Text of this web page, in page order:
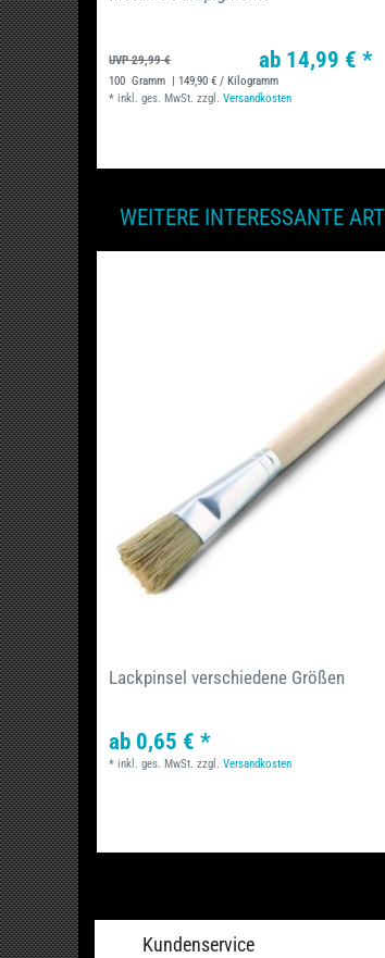
UVP 29,99 € ab 14,99 € *
100 Gramm | 149,90 € / Kilogramm
*inkl. ges. MwSt. zzgl.Versandkosten
WEITERE INTERESSANTE
Lackpinsel verschiedene Größen
ab 0,65 € *
*inkl. ges. MwSt. zzgl.Versandkosten
Kundenservice